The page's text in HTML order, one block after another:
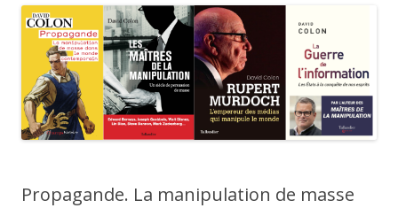
Propagande. La manipulation de masse